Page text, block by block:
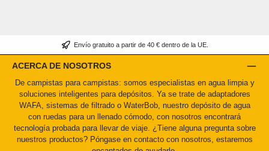
Envío gratuito a partir de 40 € dentro de la UE.
ACERCA DE NOSOTROS
De campistas para campistas: somos especialistas en agua limpia y
soluciones inteligentes para depósitos. Ya se trate de adaptadores
WAFA, sistemas de filtrado o WaterBob, nuestro depósito de agua
con ruedas para un llenado cómodo, con nosotros encontrará
tecnología probada para llevar de viaje. ¿Tiene alguna pregunta sobre
nuestros productos? Póngase en contacto con nosotros, estaremos